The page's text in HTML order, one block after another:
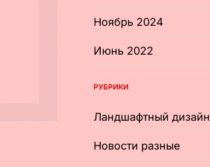
Ноябрь 2024
Июнь 2022
РУБРИКИ
Ландшафтный дизайн
Новости разные